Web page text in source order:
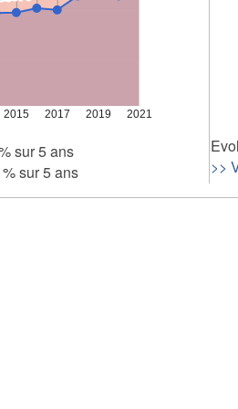
2015 2017 2019 2021
sur 5 ans
sur 5 ans
>>